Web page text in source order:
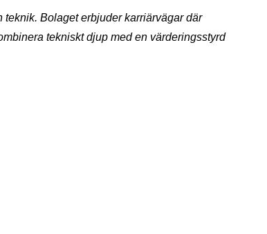
Bolaget erbjuder karriärvägar där
tekniskt djup med en värderingsstyrd